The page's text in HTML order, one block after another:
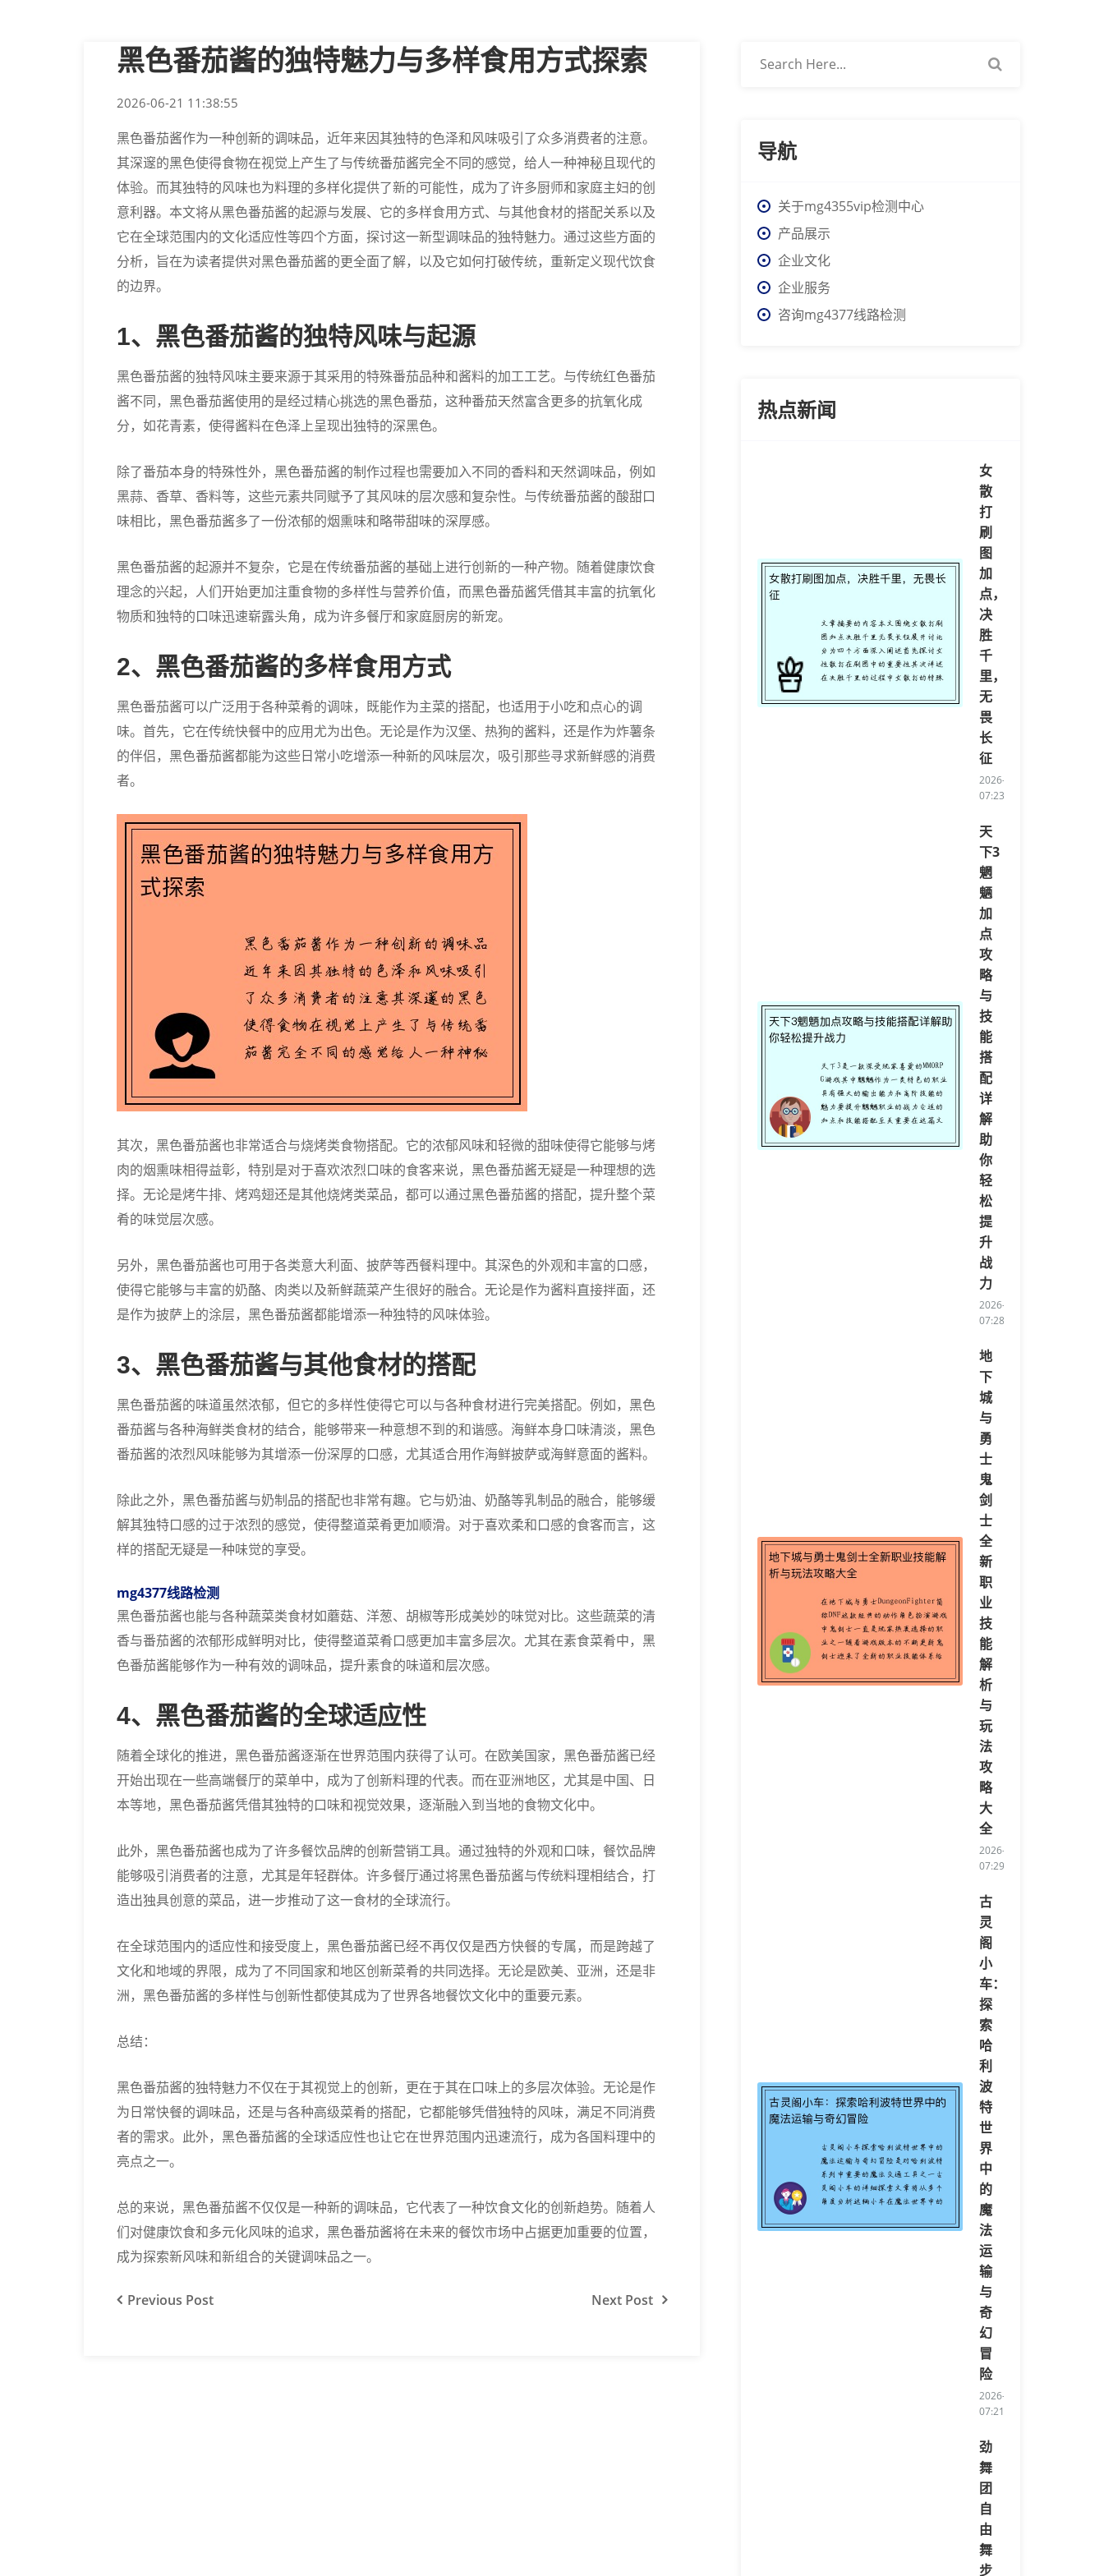
黑色番茄酱的独特魅力与多样食用方式探索
2026-06-21 11:38:55
黑色番茄酱作为一种创新的调味品，近年来因其独特的色泽和风味吸引了众多消费者的注意。
其深邃的黑色使得食物在视觉上产生了与传统番茄酱完全不同的感觉，给人一种神秘且现代的
体验。而其独特的风味也为料理的多样化提供了新的可能性，成为了许多厨师和家庭主妇的创
意利器。本文将从黑色番茄酱的起源与发展、它的多样食用方式、与其他食材的搭配关系以及
它在全球范围内的文化适应性等四个方面，探讨这一新型调味品的独特魅力。通过这些方面的
分析，旨在为读者提供对黑色番茄酱的更全面了解，以及它如何打破传统，重新定义现代饮食
的边界。
1、黑色番茄酱的独特风味与起源
黑色番茄酱的独特风味主要来源于其采用的特殊番茄品种和酱料的加工工艺。与传统红色番茄
酱不同，黑色番茄酱使用的是经过精心挑选的黑色番茄，这种番茄天然富含更多的抗氧化成
分，如花青素，使得酱料在色泽上呈现出独特的深黑色。
除了番茄本身的特殊性外，黑色番茄酱的制作过程也需要加入不同的香料和天然调味品，例如
黑蒜、香草、香料等，这些元素共同赋予了其风味的层次感和复杂性。与传统番茄酱的酸甜口
味相比，黑色番茄酱多了一份浓郁的烟熏味和略带甜味的深厚感。
黑色番茄酱的起源并不复杂，它是在传统番茄酱的基础上进行创新的一种产物。随着健康饮食
理念的兴起，人们开始更加注重食物的多样性与营养价值，而黑色番茄酱凭借其丰富的抗氧化
物质和独特的口味迅速崭露头角，成为许多餐厅和家庭厨房的新宠。
2、黑色番茄酱的多样食用方式
黑色番茄酱可以广泛用于各种菜肴的调味，既能作为主菜的搭配，也适用于小吃和点心的调
味。首先，它在传统快餐中的应用尤为出色。无论是作为汉堡、热狗的酱料，还是作为炸薯条
的伴侣，黑色番茄酱都能为这些日常小吃增添一种新的风味层次，吸引那些寻求新鲜感的消费
者。
其次，黑色番茄酱也非常适合与烧烤类食物搭配。它的浓郁风味和轻微的甜味使得它能够与烤
肉的烟熏味相得益彰，特别是对于喜欢浓烈口味的食客来说，黑色番茄酱无疑是一种理想的选
择。无论是烤牛排、烤鸡翅还是其他烧烤类菜品，都可以通过黑色番茄酱的搭配，提升整个菜
肴的味觉层次感。
另外，黑色番茄酱也可用于各类意大利面、披萨等西餐料理中。其深色的外观和丰富的口感，
使得它能够与丰富的奶酪、肉类以及新鲜蔬菜产生很好的融合。无论是作为酱料直接拌面，还
是作为披萨上的涂层，黑色番茄酱都能增添一种独特的风味体验。
3、黑色番茄酱与其他食材的搭配
黑色番茄酱的味道虽然浓郁，但它的多样性使得它可以与各种食材进行完美搭配。例如，黑色
番茄酱与各种海鲜类食材的结合，能够带来一种意想不到的和谐感。海鲜本身口味清淡，黑色
番茄酱的浓烈风味能够为其增添一份深厚的口感，尤其适合用作海鲜披萨或海鲜意面的酱料。
除此之外，黑色番茄酱与奶制品的搭配也非常有趣。它与奶油、奶酪等乳制品的融合，能够缓
解其独特口感的过于浓烈的感觉，使得整道菜肴更加顺滑。对于喜欢柔和口感的食客而言，这
样的搭配无疑是一种味觉的享受。
mg4377线路检测
黑色番茄酱也能与各种蔬菜类食材如蘑菇、洋葱、胡椒等形成美妙的味觉对比。这些蔬菜的清
香与番茄酱的浓郁形成鲜明对比，使得整道菜肴口感更加丰富多层次。尤其在素食菜肴中，黑
色番茄酱能够作为一种有效的调味品，提升素食的味道和层次感。
4、黑色番茄酱的全球适应性
随着全球化的推进，黑色番茄酱逐渐在世界范围内获得了认可。在欧美国家，黑色番茄酱已经
开始出现在一些高端餐厅的菜单中，成为了创新料理的代表。而在亚洲地区，尤其是中国、日
本等地，黑色番茄酱凭借其独特的口味和视觉效果，逐渐融入到当地的食物文化中。
此外，黑色番茄酱也成为了许多餐饮品牌的创新营销工具。通过独特的外观和口味，餐饮品牌
能够吸引消费者的注意，尤其是年轻群体。许多餐厅通过将黑色番茄酱与传统料理相结合，打
造出独具创意的菜品，进一步推动了这一食材的全球流行。
在全球范围内的适应性和接受度上，黑色番茄酱已经不再仅仅是西方快餐的专属，而是跨越了
文化和地域的界限，成为了不同国家和地区创新菜肴的共同选择。无论是欧美、亚洲，还是非
洲，黑色番茄酱的多样性与创新性都使其成为了世界各地餐饮文化中的重要元素。
总结：
黑色番茄酱的独特魅力不仅在于其视觉上的创新，更在于其在口味上的多层次体验。无论是作
为日常快餐的调味品，还是与各种高级菜肴的搭配，它都能够凭借独特的风味，满足不同消费
者的需求。此外，黑色番茄酱的全球适应性也让它在世界范围内迅速流行，成为各国料理中的
亮点之一。
总的来说，黑色番茄酱不仅仅是一种新的调味品，它代表了一种饮食文化的创新趋势。随着人
们对健康饮食和多元化风味的追求，黑色番茄酱将在未来的餐饮市场中占据更加重要的位置，
成为探索新风味和新组合的关键调味品之一。
Previous Post Next Post
导航
关于mg4355vip检测中心
产品展示
企业文化
企业服务
咨询mg4377线路检测
热点新闻
女
散
打
刷
图
加
点，
决
胜
千
里，
无
畏
长
征
2026-08-06
07:23:56/li>
天
下3
魍
魉
加
点
攻
略
与
技
能
搭
配
详
解
助
你
轻
松
提
升
战
力
2026-08-05
07:28:23/li>
地
下
城
与
勇
士
鬼
剑
士
全
新
职
业
技
能
解
析
与
玩
法
攻
略
大
全
2026-08-04
07:29:11/li>
古
灵
阁
小
车：
探
索
哈
利
波
特
世
界
中
的
魔
法
运
输
与
奇
幻
冒
险
2026-08-03
07:21:34/li>
劲
舞
团
自
由
舞
步